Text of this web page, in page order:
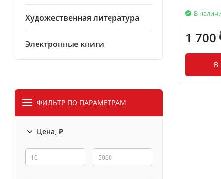
Художественная литература
Электронные книги
ФИЛЬТР ПО ПАРАМЕТРАМ
Цена, ₽
В
1 700
В